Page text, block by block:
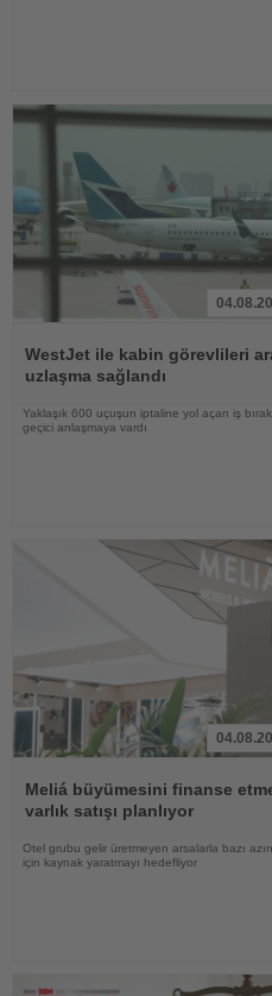
Oku
WestJet ile kabin görevlileri
uzlaşma sağlandı
Yaklaşık 600 uçuşun iptaline yol açan iş
geçici anlaşmaya vardı
Oku
Meliá büyümesini finanse
varlık satışı planlıyor
Otel grubu gelir üretmeyen arsalarla bazı
için kaynak yaratmayı hedefliyor